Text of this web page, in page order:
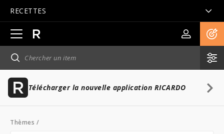
RECETTES
Ouvrir
la
navigation
principale
Télécharger la nouvelle application RICARDO
Thèmes /